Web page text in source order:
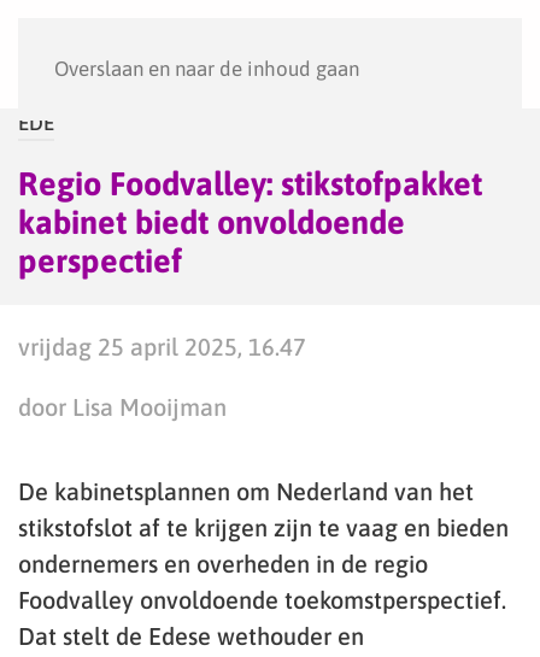
Overslaan en naar de inhoud gaan
EDE
Regio Foodvalley: stikstofpakket
kabinet biedt onvoldoende
perspectief
vrijdag 25 april 2025, 16.47
door Lisa Mooijman
De kabinetsplannen om Nederland van het
stikstofslot af te krijgen zijn te vaag en bieden
ondernemers en overheden in de regio
Foodvalley onvoldoende toekomstperspectief.
Dat stelt de Edese wethouder en